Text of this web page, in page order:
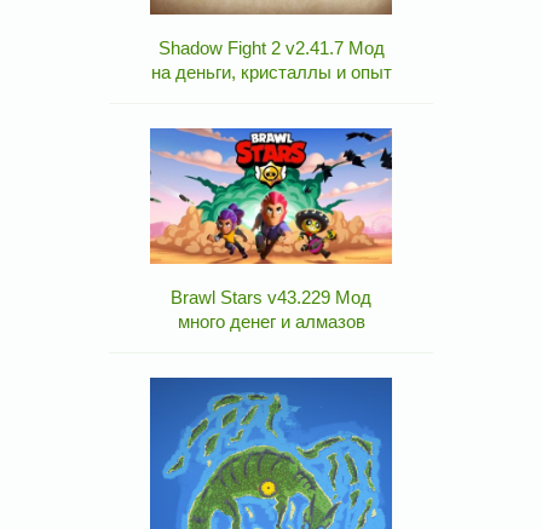
Shadow Fight 2 v2.41.7 Мод
на деньги, кристаллы и опыт
Brawl Stars v43.229 Мод
много денег и алмазов